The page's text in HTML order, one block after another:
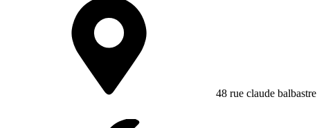
48 rue claude balbastre